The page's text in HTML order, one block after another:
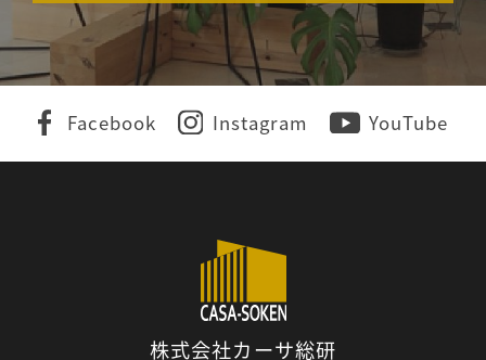
Facebook Instagram YouTube
株式会社カーサ総研